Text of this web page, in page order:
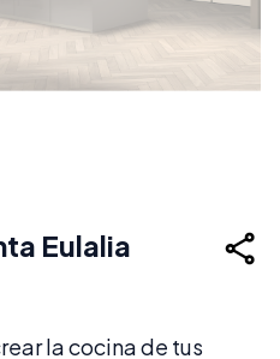
Eulalia
la cocina de tus